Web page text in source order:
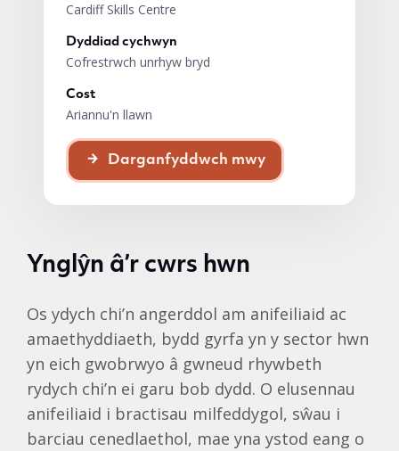
Cardiff Skills Centre
Dyddiad cychwyn
Cofrestrwch unrhyw bryd
Cost
Ariannu'n llawn
Darganfyddwch mwy
Ynglŷn â’r cwrs hwn
Os ydych chi’n angerddol am anifeiliaid ac
amaethyddiaeth, bydd gyrfa yn y sector hwn
yn eich gwobrwyo â gwneud rhywbeth
rydych chi’n ei garu bob dydd. O elusennau
anifeiliaid i bractisau milfeddygol, sŵau i
barciau cenedlaethol, mae yna ystod eang o